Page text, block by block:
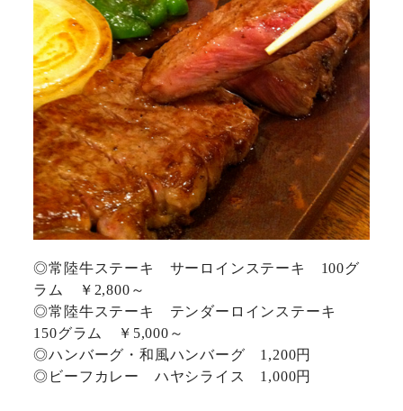
◎常陸牛ステーキ サーロインステーキ 100グ
ラム ￥2,800～
◎常陸牛ステーキ テンダーロインステーキ
150グラム ￥5,000～
◎ハンバーグ・和風ハンバーグ 1,200円
◎ビーフカレー ハヤシライス 1,000円